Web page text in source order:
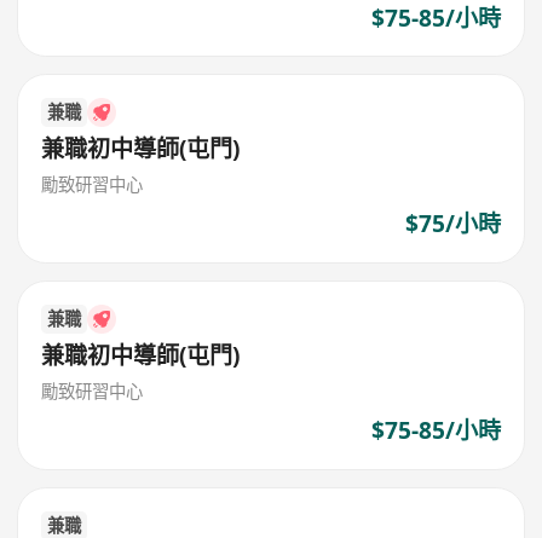
$75-85/小時
兼職
兼職初中導師(屯門)
勵致研習中心
$75/小時
兼職
兼職初中導師(屯門)
勵致研習中心
$75-85/小時
兼職